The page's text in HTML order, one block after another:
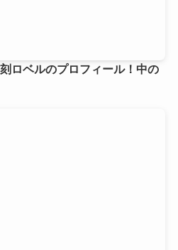
ロベルのプロフィール！中の